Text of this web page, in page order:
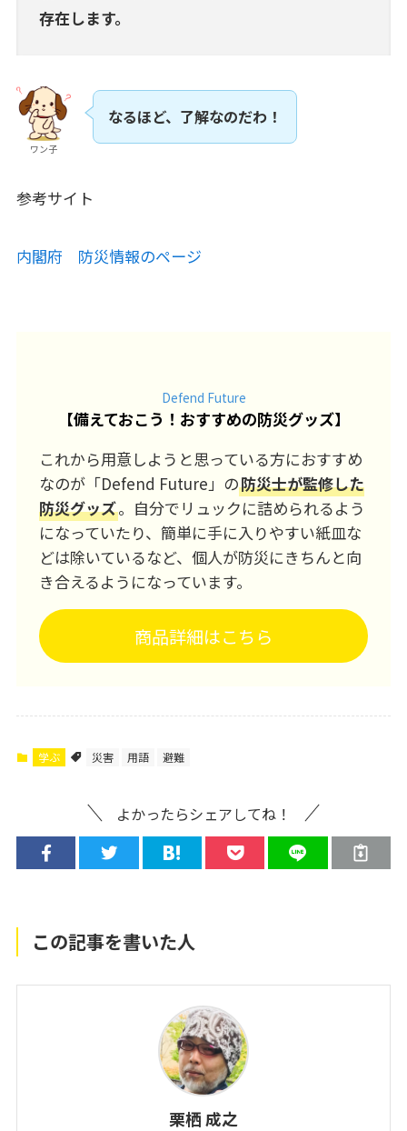
存在します。
ワン子
なるほど、了解なのだわ！
参考サイト
内閣府 防災情報のページ
Defend Future
【備えておこう！おすすめの防災グッズ】
これから用意しようと思っている方におすすめ
なのが「Defend Future」の防災士が監修した
防災グッズ。自分でリュックに詰められるよう
になっていたり、簡単に手に入りやすい紙皿な
どは除いているなど、個人が防災にきちんと向
き合えるようになっています。
商品詳細はこちら
学ぶ 災害 用語 避難
よかったらシェアしてね！
この記事を書いた人
栗栖 成之